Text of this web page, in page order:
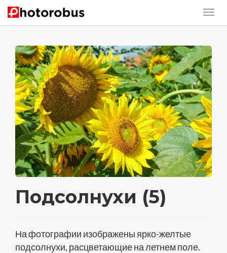
Подсолнухи (5)
На фотографии изображены ярко-желтые
подсолнухи, расцветающие на летнем поле.